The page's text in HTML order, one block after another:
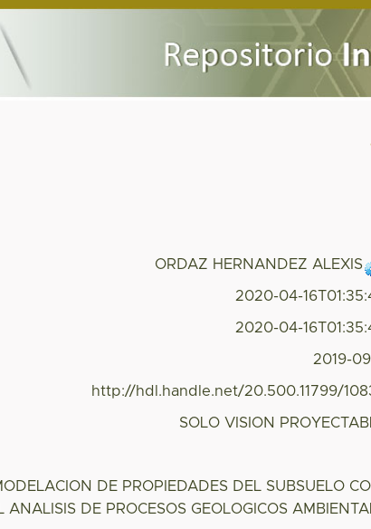
ORDAZ HERNANDEZ ALEXIS
2020-04-
2020-04-
2019-
http://hdl.handle.net/20.500.11799/
SOLO VISION
DE PROPIEDADES DEL SUBSUELO
ANALISIS DE PROCESOS GEOLOGICOS